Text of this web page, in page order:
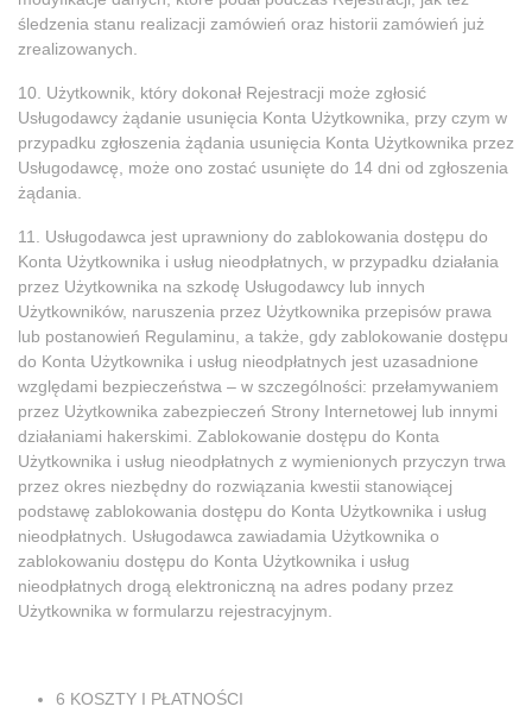
śledzenia stanu realizacji zamówień oraz historii zamówień już
zrealizowanych.
10. Użytkownik, który dokonał Rejestracji może zgłosić
Usługodawcy żądanie usunięcia Konta Użytkownika, przy czym w
przypadku zgłoszenia żądania usunięcia Konta Użytkownika przez
Usługodawcę, może ono zostać usunięte do 14 dni od zgłoszenia
żądania.
11. Usługodawca jest uprawniony do zablokowania dostępu do
Konta Użytkownika i usług nieodpłatnych, w przypadku działania
przez Użytkownika na szkodę Usługodawcy lub innych
Użytkowników, naruszenia przez Użytkownika przepisów prawa
lub postanowień Regulaminu, a także, gdy zablokowanie dostępu
do Konta Użytkownika i usług nieodpłatnych jest uzasadnione
względami bezpieczeństwa – w szczególności: przełamywaniem
przez Użytkownika zabezpieczeń Strony Internetowej lub innymi
działaniami hakerskimi. Zablokowanie dostępu do Konta
Użytkownika i usług nieodpłatnych z wymienionych przyczyn trwa
przez okres niezbędny do rozwiązania kwestii stanowiącej
podstawę zablokowania dostępu do Konta Użytkownika i usług
nieodpłatnych. Usługodawca zawiadamia Użytkownika o
zablokowaniu dostępu do Konta Użytkownika i usług
nieodpłatnych drogą elektroniczną na adres podany przez
Użytkownika w formularzu rejestracyjnym.
6 KOSZTY I PŁATNOŚCI